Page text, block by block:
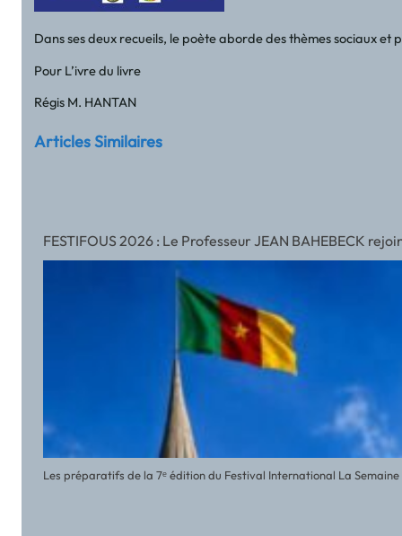
Dans ses deux recueils, le poète aborde des thèmes sociaux
Pour L’ivre du livre
Régis M. HANTAN
Articles Similaires
FESTIFOUS 2026 : Le Professeur JEAN BAHEBECK
Les préparatifs de la 7ᵉ édition du Festival International La